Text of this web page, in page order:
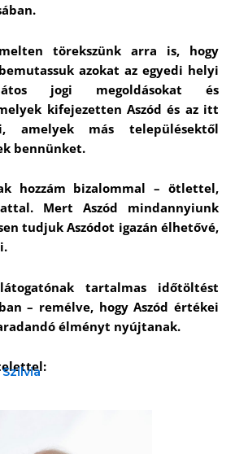
törekszünk arra is, hogy
azokat az egyedi helyi
jogi megoldásokat és
kifejezetten Aszód és az itt
amelyek más településektől
bennünket.
hozzám bizalommal – ötlettel,
Mert Aszód mindannyiunk
tudjuk Aszódot igazán élhetővé,
tartalmas időtöltést
– remélve, hogy Aszód értékei
élményt nyújtanak.